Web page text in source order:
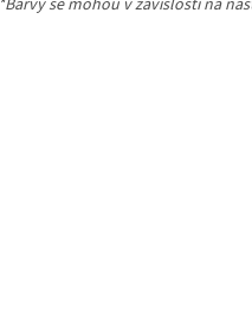
*Barvy se mohou v závislosti na